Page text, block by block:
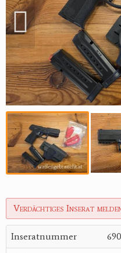
Verdächtiges Inserat
Inseratnummer